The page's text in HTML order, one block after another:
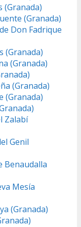
(Granada)
(Granada)
Don Fadrique
(Granada)
(Granada)
(Granada)
(Granada)
Zalabí
Genil
Benaudalla
Mesía
(Granada)